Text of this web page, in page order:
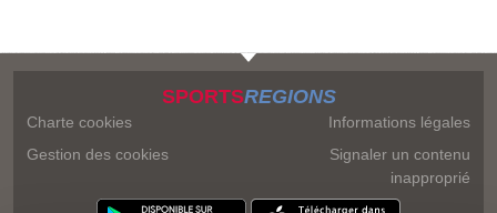
SPORTSREGIONS
Charte cookies
Gestion des cookies
Informations légales
Signaler un contenu
inapproprié